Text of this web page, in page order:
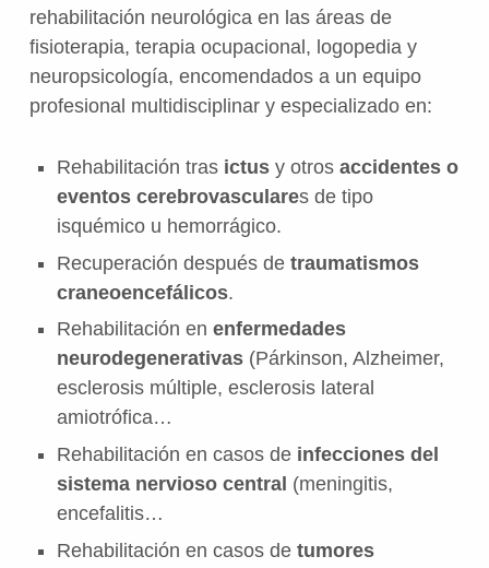
rehabilitación neurológica en las áreas de
fisioterapia, terapia ocupacional, logopedia y
neuropsicología, encomendados a un equipo
profesional multidisciplinar y especializado en:
Rehabilitación tras ictusy otros accidentes o
eventos cerebrovasculares de tipo
isquémico u hemorrágico.
Recuperación después de traumatismos
craneoencefálicos.
Rehabilitación en enfermedades
neurodegenerativas(Párkinson, Alzheimer,
esclerosis múltiple, esclerosis lateral
amiotrófica…
Rehabilitación en casos de infecciones del
sistema nervioso central (meningitis,
encefalitis…
Rehabilitación en casos de tumores